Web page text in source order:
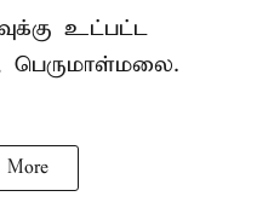
உட்பட்ட
பெருமாள்மலை.
More